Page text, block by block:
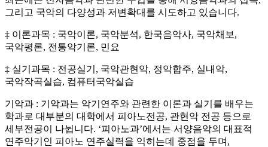
그리고 국악의 다양성과 저변확대를 시도하고 있습니다.
‡ 이론과목 : 국악이론, 국악분석, 한국음악사, 국악채보,
국악평론, 전통악기론, 민요
‡ 실기과목 : 전공실기, 국악관현악, 정악합주, 실내악,
국악작곡실습, 컴퓨터국악실습
기악과 : 기악과는 악기연주와 관련한 이론과 실기를 배우는
학과로 대부분의 대학에서 피아노전공, 관현악 전공 등으로
세부전공이 나뉩니다. ‘피아노과’에서는 서양음악의 대표적
연주악기인 피아노 연주실력을 익히는데 중점을 두며,